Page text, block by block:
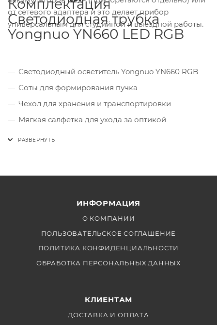
от сетевого адаптера и это делает прибор
универсальным для студийной и выездной работы.
Комплектация
Светодиодная трубка
Yongnuo YN660 LED RGB
Светодиодный осветитель Yongnuo YN660 RGB
Соты для формирования пучка
Чехол для хранения и транспортировки
Мягкая салфетка для ухода за оптикой
ИНФОРМАЦИЯ
О КОМПАНИИ
ПОЛЬЗОВАТЕЛЬСКОЕ СОГЛАШЕНИЕ
ПОЛИТИКА КОНФИДЕНЦИАЛЬНОСТИ
ОБРАБОТКА ПЕРСОНАЛЬНЫХ ДАННЫХ
КЛИЕНТАМ
ДОСТАВКА И ОПЛАТА